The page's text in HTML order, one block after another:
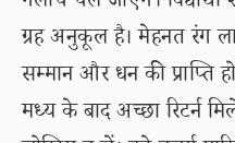
ग्रह अनुकूल है। मेहनत रंग
सम्मान और धन की प्राप्ति
मध्य के बाद अच्छा रिटर्न